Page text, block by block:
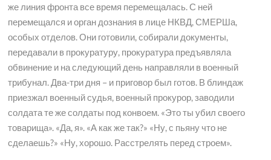
же линия фронта все время перемещалась. С ней
перемещался и орган дознания в лице НКВД, СМЕРШа,
особых отделов. Они готовили, собирали документы,
передавали в прокуратуру, прокуратура предъявляла
обвинение и на следующий день направляли в военный
трибунал. Два-три дня – и приговор был готов. В блиндаж
приезжал военный судья, военный прокурор, заводили
солдата те же солдаты под конвоем. «Это ты убил своего
товарища». «Да, я». «А как же так?» «Ну, с пьяну что не
сделаешь?» «Ну, хорошо. Расстрелять перед строем».